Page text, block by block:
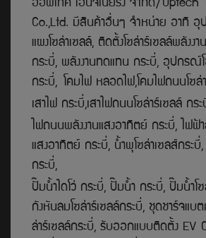
ออพเทค เอ็นจิเนียริ่ง จำกัด/Optech
Co.,Ltd. มีสินค้าอื่นๆ จำหน่าย อาทิ อุ
แผงโซล่าเซลล์, ติดตั้งโซล่าร์เซลล์พลังง
กระบี่, พลังงานทดแทน กระบี่, อุปกรณ์โ
กระบี่, โคมไฟ หลอดไฟ,โคมไฟถนนโซล่
เสาไฟ กระบี่,เสาไฟถนนโซล่าร์เซลล์ กระ
ไฟถนนพลังงานแสงอาทิตย์ กระบี่, ไฟฟ้า
แสงอาทิตย์ กระบี่, น้ำพุโซล่าเซลส์กระ
กระบี่,
ปั๊มน้ำไดโว่ กระบี่, ปั๊มน้ำ กระบี่, ปั๊มน้ำโ
กังหันลมโซล่าร์เซลล์กระบี่, ชุดชาร์จแบต
ล่าร์เซลล์กระบี่, รับออกแบบติดตั้ง EV